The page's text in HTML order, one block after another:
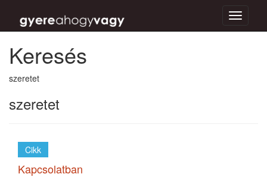
Toggle
Keresés
szeretet
szeretet
Cikk
Kapcsolatban